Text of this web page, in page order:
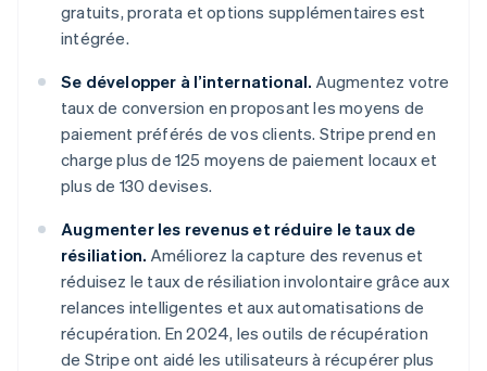
gratuits, prorata et options supplémentaires est
intégrée.
Se développer à l’international. Augmentez votre
taux de conversion en proposant les moyens de
paiement préférés de vos clients. Stripe prend en
charge plus de 125 moyens de paiement locaux et
plus de 130 devises.
Augmenter les revenus et réduire le taux de
résiliation. Améliorez la capture des revenus et
réduisez le taux de résiliation involontaire grâce aux
relances intelligentes et aux automatisations de
récupération. En 2024, les outils de récupération
de Stripe ont aidé les utilisateurs à récupérer plus